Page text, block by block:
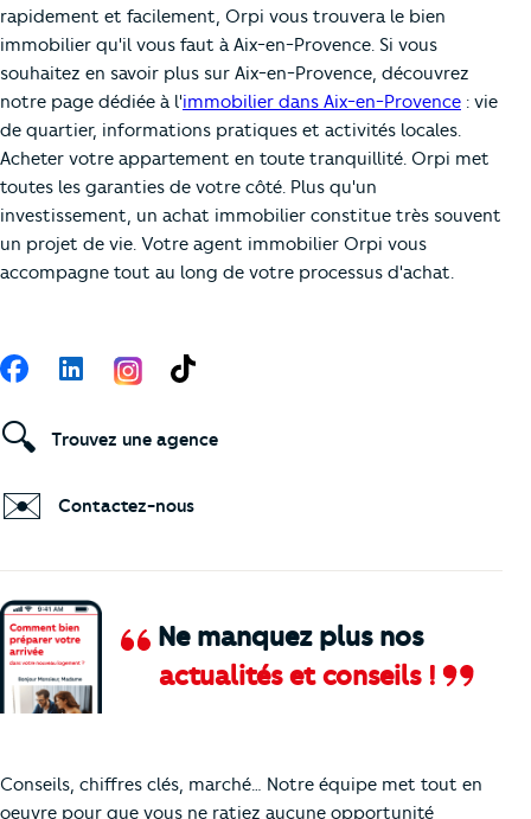
rapidement et facilement, Orpi vous trouvera le bien
immobilier qu'il vous faut à Aix-en-Provence. Si vous
souhaitez en savoir plus sur Aix-en-Provence, découvrez
notre page dédiée à l'immobilier dans Aix-en-Provence : vie
de quartier, informations pratiques et activités locales.
Acheter votre appartement en toute tranquillité. Orpi met
toutes les garanties de votre côté. Plus qu'un
investissement, un achat immobilier constitue très souvent
un projet de vie. Votre agent immobilier Orpi vous
accompagne tout au long de votre processus d'achat.
Ne manquez plus nos
actualités et conseils !
Conseils, chiffres clés, marché… Notre équipe met tout en
oeuvre pour que vous ne ratiez aucune opportunité
Suivez-nous
FacebookLinkedIn TikTok
🔍 Trouvez une agence
✉️ Contactez-nous